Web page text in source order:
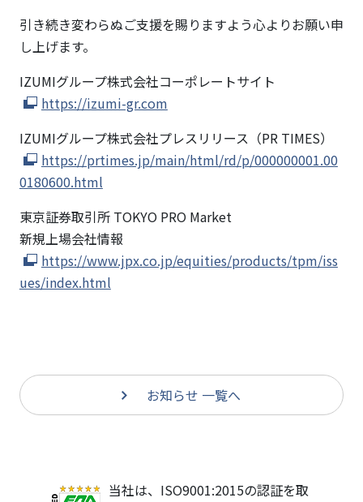
引き続き変わらぬご支援を賜りますよう心よりお願い申
し上げます。
IZUMIグループ株式会社コーポレートサイト
https://izumi-gr.com
IZUMIグループ株式会社プレスリリース（PR TIMES）
https://prtimes.jp/main/html/rd/p/000000001.00
0180600.html
東京証券取引所 TOKYO PRO Market
新規上場会社情報
https://www.jpx.co.jp/equities/products/tpm/iss
ues/index.html
お知らせ 一覧へ
当社は、ISO9001:2015の認証を取